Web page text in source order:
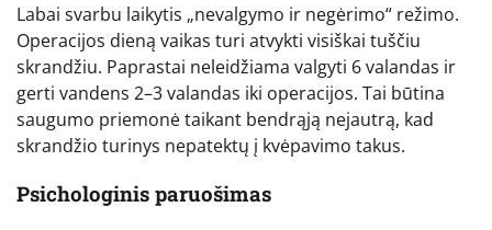
Labai svarbu laikytis „nevalgymo ir negėrimo“ režimo.
Operacijos dieną vaikas turi atvykti visiškai tuščiu
skrandžiu. Paprastai neleidžiama valgyti 6 valandas ir
gerti vandens 2–3 valandas iki operacijos. Tai būtina
saugumo priemonė taikant bendrąją nejautrą, kad
skrandžio turinys nepatektų į kvėpavimo takus.
Psichologinis paruošimas